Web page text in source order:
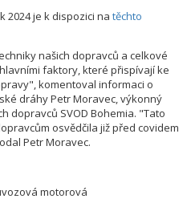
2024 je k dispozici na těchto
našich dopravců a celkové
faktory, které přispívají ke
komentoval informaci o
dráhy Petr Moravec, výkonný
dopravců SVOD Bohemia. "Tato
osvědčila již před covidem
Petr Moravec.
motorová